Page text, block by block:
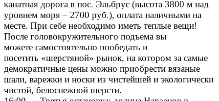
канатная дорога в пос. Эльбрус (высота 3800 м над
уровнем моря – 2700 руб.), оплата наличными на
месте. При себе необходимо иметь теплые вещи!
После головокружительного подъема вы
можете самостоятельно пообедать и
посетить «шерстяной» рынок, на котором за самые
демократичные цены можно приобрести вязаные
шали, варежки и носки из чистейшей и экологически
чистой, белоснежной шерсти.